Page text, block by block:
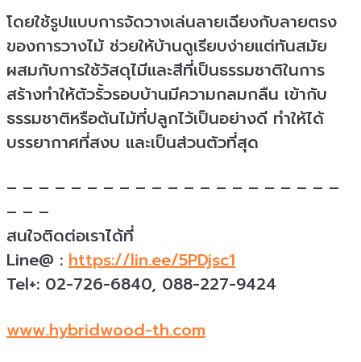
โดยใช้รูปแบบการจัดวางเล่นลายเฉียงกับลายตรง
ของการวางไม้ ช่วยให้บ้านดูเรียบง่ายแต่ทันสมัย
ผสมกับการใช้วัสดุไมีและสีที่เป็นธรรมชาติในการ
สร้างทำให้ตัวรั้วรอบบ้านมีความกลมกลืน เข้ากับ
ธรรมชาติหรือต้นไม้ที่ปลูกไว้เป็นอย่างดี ทำให้ได้
บรรยากาศที่สงบ และเป็นส่วนตัวที่สุด
– – – – – – – – – – – – – – – – – – – – –
– – –
สนใจติดต่อเราได้ที่
Line@ : https://lin.ee/5PDjsc1
Tel+: 02-726-6840, 088-227-9424
www.hybridwood-th.com